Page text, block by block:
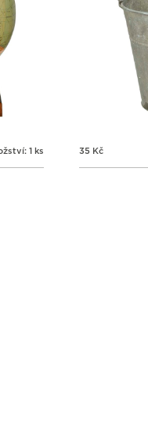
1 ks 35 Kč